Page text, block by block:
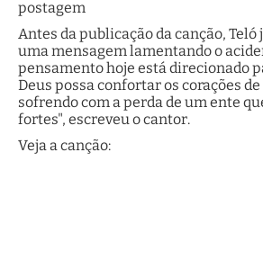
postagem
Antes da publicação da canção, Teló
uma mensagem lamentando o
pensamento hoje está direcionado
Deus possa confortar os corações
sofrendo com a perda de um ente
fortes", escreveu o cantor.
Veja a canção: